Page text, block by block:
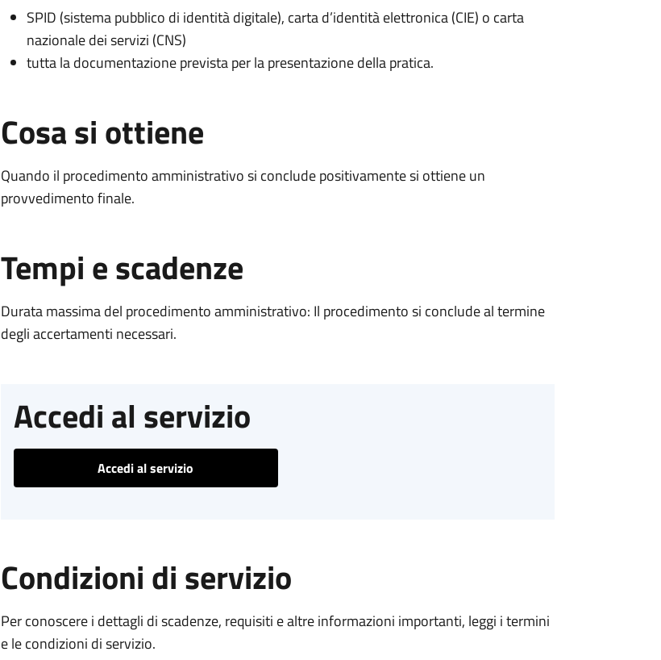
SPID (sistema pubblico di identità digitale), carta d’identità elettronica (CIE) o carta
nazionale dei servizi (CNS)
tutta la documentazione prevista per la presentazione della pratica.
Cosa si ottiene
Quando il procedimento amministrativo si conclude positivamente si ottiene un
provvedimento finale.
Tempi e scadenze
Durata massima del procedimento amministrativo: Il procedimento si conclude al termine
degli accertamenti necessari.
Accedi al servizio
Accedi al servizio
Condizioni di servizio
Per conoscere i dettagli di scadenze, requisiti e altre informazioni importanti, leggi i termini
e le condizioni di servizio.